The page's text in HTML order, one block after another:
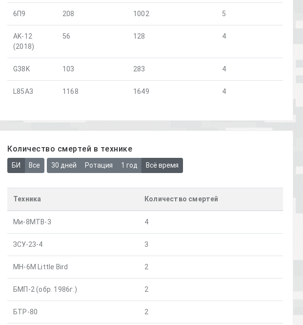
6П9 208 1002 5
AK-12
(2018)
56 128 4
G38K 103 283 4
L85A3 1168 1649 4
Количество смертей в технике
БИ Все 30 дней Ротация 1 год Всё время
Техника Количество смертей
Ми-8МТВ-3 4
ЗСУ-23-4 3
MH-6M Little Bird 2
БМП-2 (обр. 1986г.) 2
БТР-80 2